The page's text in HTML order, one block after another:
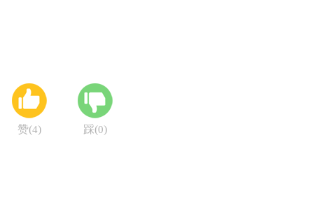
赞(4) 踩(0)